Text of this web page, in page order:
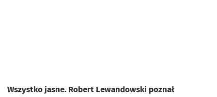
Wszystko jasne. Robert Lewandowski poznał